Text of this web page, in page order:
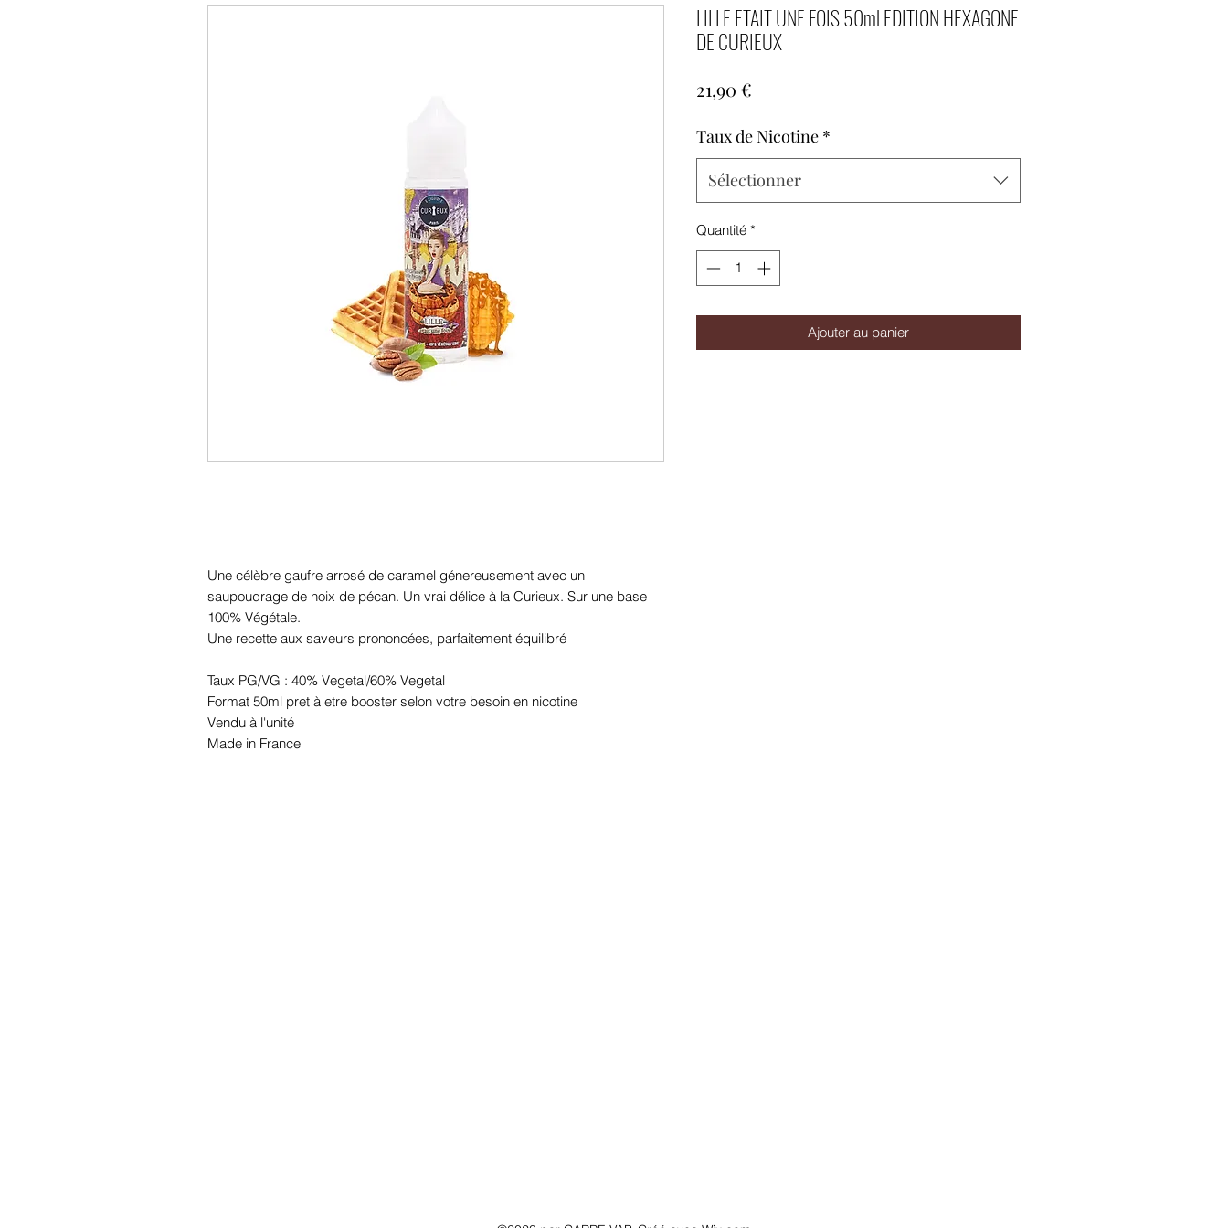
Une célèbre gaufre arrosé de caramel génereusement avec un
saupoudrage de noix de pécan. Un vrai délice à la Curieux. Sur une base
100% Végétale.
Une recette aux saveurs prononcées, parfaitement équilibré
Taux PG/VG : 40% Vegetal/60% Vegetal
Format 50ml pret à etre booster selon votre besoin en nicotine
Vendu à l'unité
Made in France
LILLE ETAIT UNE FOIS 50ml EDITION HEXAGONE
DE CURIEUX
21,90 €
Taux de Nicotine *
Sélectionner
Quantité *
Ajouter au panier